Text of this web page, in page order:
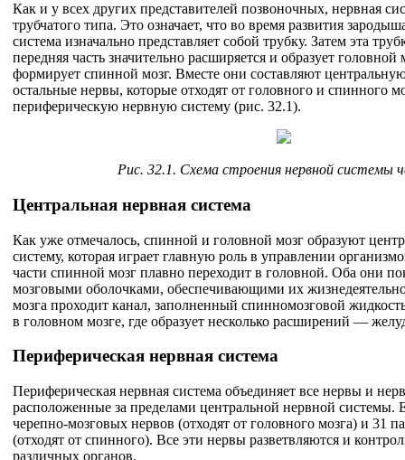
Как и у всех других представителей позвоночных, нервная
трубчатого типа. Это означает, что во время развития
система изначально представляет собой трубку. Затем эта
передняя часть значительно расширяется и образует головной
формирует спинной мозг. Вместе они составляют
остальные нервы, которые отходят от головного и спинного
периферическую нервную систему (рис. 32.1).
Рис. 32.1. Схема строения нервной системы
Центральная нервная система
Как уже отмечалось, спинной и головной мозг образуют
систему, которая играет главную роль в управлении
части спинной мозг плавно переходит в головной. Оба они
мозговыми оболочками, обеспечивающими их
мозга проходит канал, заполненный спинномозговой
в головном мозге, где образует несколько расширений —
Периферическая нервная система
Периферическая нервная система объединяет все нервы и
расположенные за пределами центральной нервной системы.
черепно-мозговых нервов (отходят от головного мозга) и 31
(отходят от спинного). Все эти нервы разветвляются и
различных органов.